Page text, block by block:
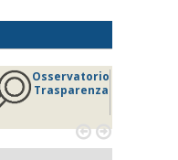
Osservatorio
Trasparenza
 